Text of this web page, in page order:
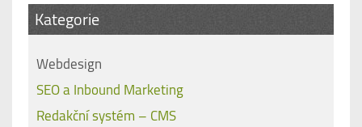
Kategorie
Webdesign
SEO a Inbound Marketing
Redakční systém – CMS